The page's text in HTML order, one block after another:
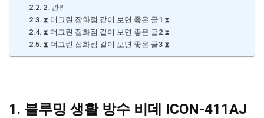
2. 관리
⧗ 더그린 잡화점 같이 보면 좋은 글1 ⧗
⧗ 더그린 잡화점 같이 보면 좋은 글2 ⧗
⧗ 더그린 잡화점 같이 보면 좋은 글3 ⧗
1. 블루밍 생활 방수 비데 ICON-411AJ